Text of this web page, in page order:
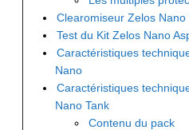
Clearomiseur Zelos Nano
Test du Kit Zelos Nano
Caractéristiques
Nano
Caractéristiques
Nano Tank
Contenu du pack